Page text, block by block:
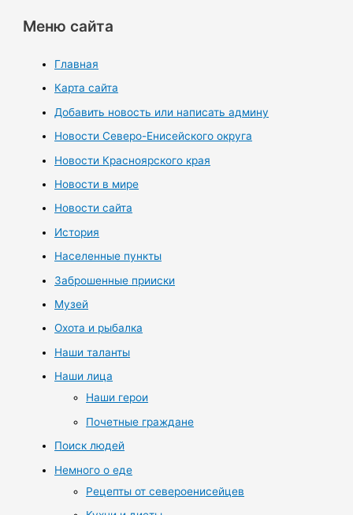
Меню сайта
Главная
Карта сайта
Добавить новость или написать админу
Новости Северо-Енисейского округа
Новости Красноярского края
Новости в мире
Новости сайта
История
Населенные пункты
Заброшенные прииски
Музей
Охота и рыбалка
Наши таланты
Наши лица
Наши герои
Почетные граждане
Поиск людей
Немного о еде
Рецепты от североенисейцев